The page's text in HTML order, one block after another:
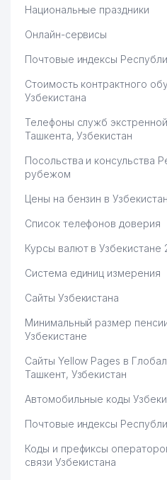
Национальные праздники
Онлайн-сервисы
Почтовые индексы
Стоимость контрактного
Узбекистана
Телефоны служб
Ташкента, Узбекистан
Посольства и консульства
рубежом
Цены на бензин в
Список телефонов доверия
Курсы валют в Узбекистане
Система единиц измерения
Сайты Узбекистана
Минимальный размер
Узбекистане
Сайты Yellow Pages в
Ташкент, Узбекистан
Автомобильные коды
Почтовые индексы
Коды и префиксы
связи Узбекистана